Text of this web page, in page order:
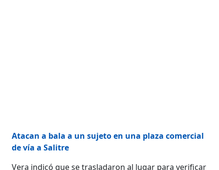
Atacan a bala a un sujeto en una plaza comercial
de vía a Salitre
Vera indicó que se trasladaron al lugar para verificar